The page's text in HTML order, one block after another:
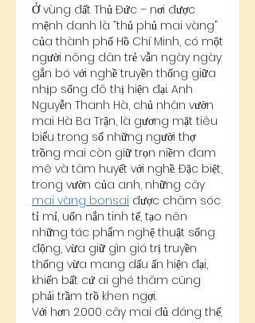
Ở vùng đất Thủ Đức – nơi được
mệnh danh là “thủ phủ mai vàng”
của thành phố Hồ Chí Minh, có một
người nông dân trẻ vẫn ngày ngày
gắn bó với nghề truyền thống giữa
nhịp sống đô thị hiện đại. Anh
Nguyễn Thanh Hà, chủ nhân vườn
mai Hà Ba Trận, là gương mặt tiêu
biểu trong số những người thợ
trồng mai còn giữ trọn niềm đam
mê và tâm huyết với nghề. Đặc biệt,
mai vàng bonsai được chăm sóc
tỉ mỉ, uốn nắn tinh tế, tạo nên
những tác phẩm nghệ thuật sống
động, vừa giữ gìn giá trị truyền
thống vừa mang dấu ấn hiện đại,
khiến bất cứ ai ghé thăm cũng
phải trầm trồ khen ngợi.
Với hơn 2.000 cây mai đủ dáng thế,